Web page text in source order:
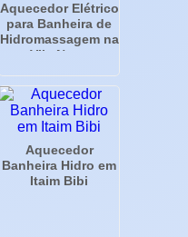
Aquecedor Elétrico
para Banheira de
Hidromassagem na
Vila Nova
Aquecedor
Banheira Hidro em
Itaim Bibi